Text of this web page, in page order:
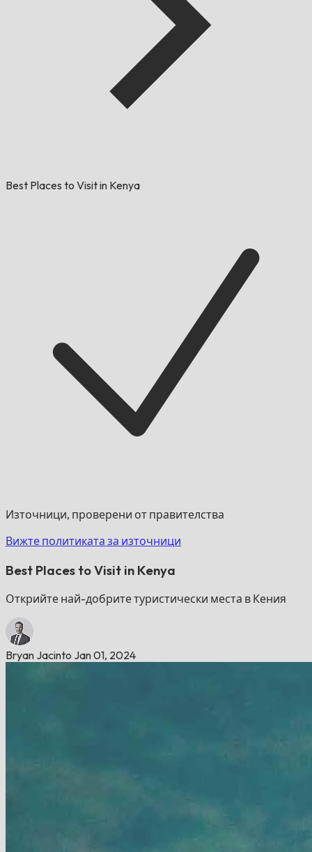
Best Places to Visit in Kenya
Източници, проверени от правителства
Вижте политиката за източници
Best Places to Visit in Kenya
Открийте най-добрите туристически места в Кения
Bryan Jacinto Jan 01, 2024